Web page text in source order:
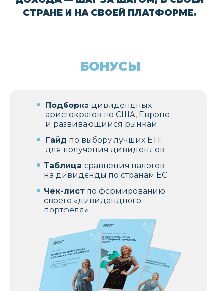
СТРАНЕ И НА СВОЕЙ ПЛАТФОРМЕ.
БОНУСЫ
Гайд по выбору лучших ETF
для получения дивидендов
Подборка дивидендных
аристократов по США, Европе
и развивающимся рынкам
Таблица сравнения налогов
на дивиденды по странам ЕС
Чек-лист по формированию
своего «дивидендного
портфеля»
пониманием
— дополнении к пенсии или
частичной свободе
03
Для тех, кто хочет вложить
капитал и получать пассивный
денежный поток
Для тех, кто не доверяет хайпу,
но ищет спокойную стратегию
«деньги работают на меня»
04
Для тех, кто уже пробовал
инвестировать, но не уверен,
как выбрать дивидендные
инструменты
05